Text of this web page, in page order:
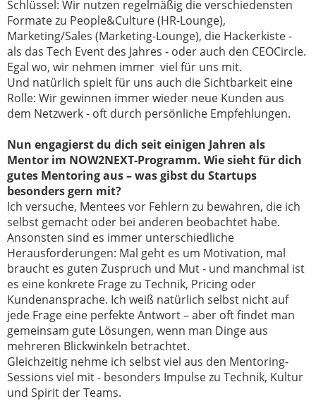
Schlüssel: Wir nutzen regelmäßig die verschiedensten
Formate zu People&Culture (HR-Lounge),
Marketing/Sales (Marketing-Lounge), die Hackerkiste -
als das Tech Event des Jahres - oder auch den CEOCircle.
Egal wo, wir nehmen immer viel für uns mit.
Und natürlich spielt für uns auch die Sichtbarkeit eine
Rolle: Wir gewinnen immer wieder neue Kunden aus
dem Netzwerk - oft durch persönliche Empfehlungen.
Nun engagierst du dich seit einigen Jahren als
Mentor im NOW2NEXT-Programm. Wie sieht für dich
gutes Mentoring aus – was gibst du Startups
besonders gern mit?
Ich versuche, Mentees vor Fehlern zu bewahren, die ich
selbst gemacht oder bei anderen beobachtet habe.
Ansonsten sind es immer unterschiedliche
Herausforderungen: Mal geht es um Motivation, mal
braucht es guten Zuspruch und Mut - und manchmal ist
es eine konkrete Frage zu Technik, Pricing oder
Kundenansprache. Ich weiß natürlich selbst nicht auf
jede Frage eine perfekte Antwort – aber oft findet man
gemeinsam gute Lösungen, wenn man Dinge aus
mehreren Blickwinkeln betrachtet.
Gleichzeitig nehme ich selbst viel aus den Mentoring-
Sessions viel mit - besonders Impulse zu Technik, Kultur
und Spirit der Teams.